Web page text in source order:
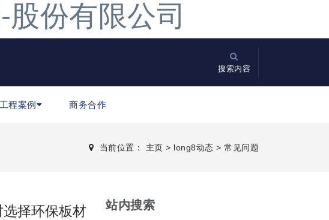
份有限公司
搜索内容
工程案例 商务合作
当前位置： 主页 > long8动态 > 常见问题
择环保板材
站内搜索